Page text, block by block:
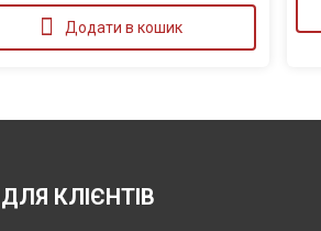
Додати в кошик
ДЛЯ КЛІЄНТІВ